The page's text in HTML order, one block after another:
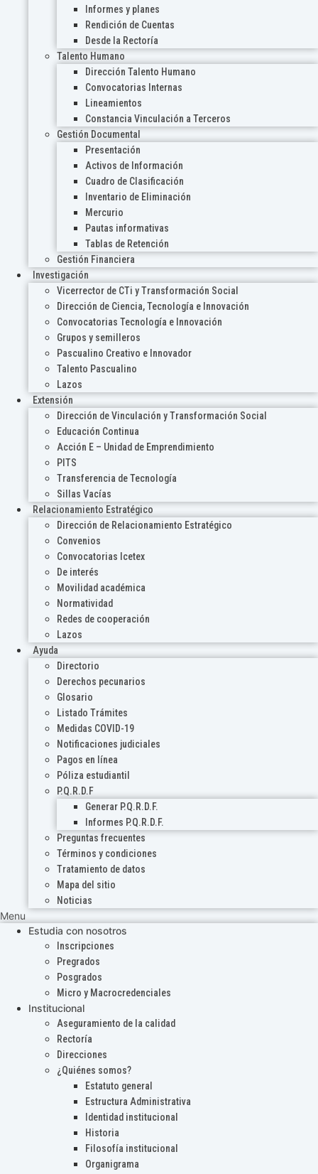
Informes y planes
Rendición de Cuentas
Desde la Rectoría
Talento Humano
Dirección Talento Humano
Convocatorias Internas
Lineamientos
Constancia Vinculación a Terceros
Gestión Documental
Presentación
Activos de Información
Cuadro de Clasificación
Inventario de Eliminación
Mercurio
Pautas informativas
Tablas de Retención
Gestión Financiera
Investigación
Vicerrector de CTi y Transformación Social
Dirección de Ciencia, Tecnología e Innovación
Convocatorias Tecnología e Innovación
Grupos y semilleros
Pascualino Creativo e Innovador
Talento Pascualino
Lazos
Extensión
Dirección de Vinculación y Transformación Social
Educación Continua
Acción E – Unidad de Emprendimiento
PITS
Transferencia de Tecnología
Sillas Vacías
Relacionamiento Estratégico
Dirección de Relacionamiento Estratégico
Convenios
Convocatorias Icetex
De interés
Movilidad académica
Normatividad
Redes de cooperación
Lazos
Ayuda
Directorio
Derechos pecunarios
Glosario
Listado Trámites
Medidas COVID-19
Notificaciones judiciales
Pagos en línea
Póliza estudiantil
P.Q.R.D.F
Generar P.Q.R.D.F.
Informes P.Q.R.D.F.
Preguntas frecuentes
Términos y condiciones
Tratamiento de datos
Mapa del sitio
Noticias
Menu
Estudia con nosotros
Inscripciones
Pregrados
Posgrados
Micro y Macrocredenciales
Institucional
Aseguramiento de la calidad
Rectoría
Direcciones
¿Quiénes somos?
Estatuto general
Estructura Administrativa
Identidad institucional
Historia
Filosofía institucional
Organigrama